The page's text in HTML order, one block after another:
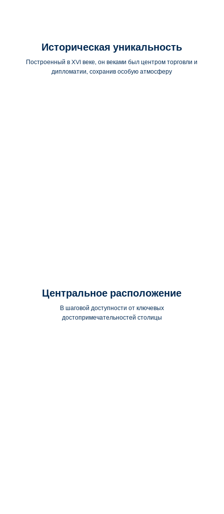
Историческая уникальность
Построенный в XVI веке, он веками был центром торговли и
дипломатии, сохранив особую атмосферу
Центральное расположение
В шаговой доступности от ключевых
достопримечательностей столицы